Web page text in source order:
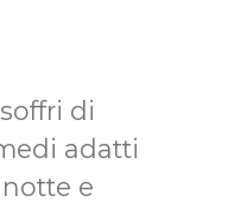
di
adatti
e